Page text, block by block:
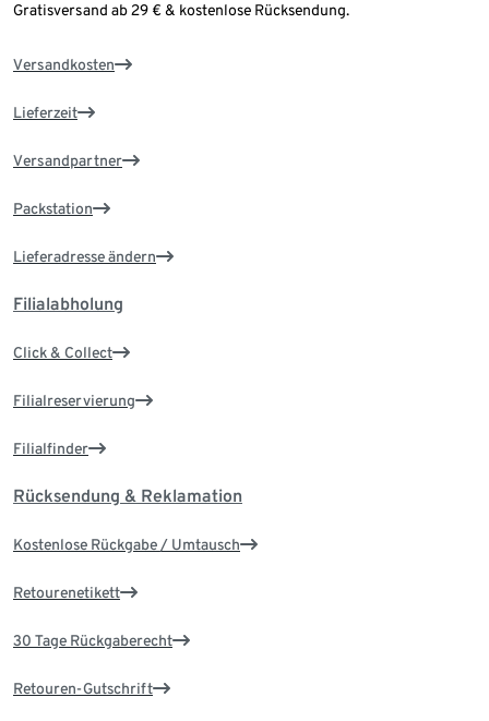
Gratisversand ab 29 € & kostenlose Rücksendung.
Versandkosten
Lieferzeit
Versandpartner
Packstation
Lieferadresse ändern
Filialabholung
Click & Collect
Filialreservierung
Filialfinder
Rücksendung & Reklamation
Kostenlose Rückgabe / Umtausch
Retourenetikett
30 Tage Rückgaberecht
Retouren-Gutschrift